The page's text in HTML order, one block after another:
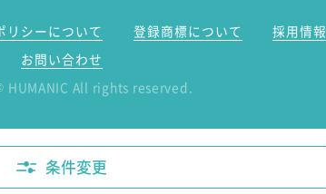
リシーについて 登録商標について 採用情報
お問い合わせ
HUMANIC All rights reserved.
条件変更